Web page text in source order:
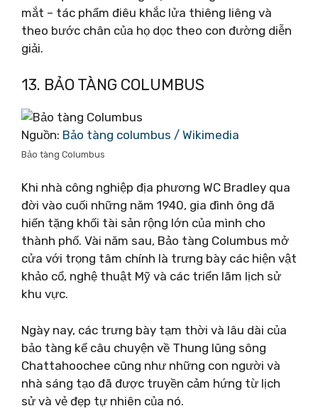
mắt – tác phẩm điêu khắc lửa thiêng liêng và
theo bước chân của họ dọc theo con đường diễn
giải.
13. BẢO TÀNG COLUMBUS
Nguồn: Bảo tàng columbus / Wikimedia
Bảo tàng Columbus
Khi nhà công nghiệp địa phương WC Bradley qua
đời vào cuối những năm 1940, gia đình ông đã
hiến tặng khối tài sản rộng lớn của mình cho
thành phố. Vài năm sau, Bảo tàng Columbus mở
cửa với trọng tâm chính là trưng bày các hiện vật
khảo cổ, nghệ thuật Mỹ và các triển lãm lịch sử
khu vực.
Ngày nay, các trưng bày tạm thời và lâu dài của
bảo tàng kể câu chuyện về Thung lũng sông
Chattahoochee cũng như những con người và
nhà sáng tạo đã được truyền cảm hứng từ lịch
sử và vẻ đẹp tự nhiên của nó.